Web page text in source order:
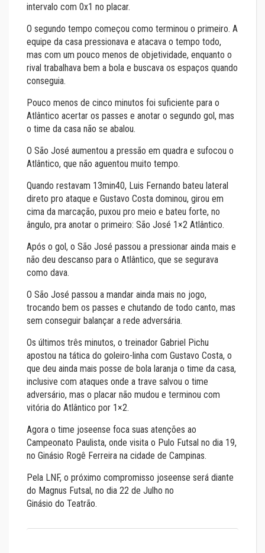
intervalo com 0x1 no placar.
O segundo tempo começou como terminou o primeiro. A
equipe da casa pressionava e atacava o tempo todo,
mas com um pouco menos de objetividade, enquanto o
rival trabalhava bem a bola e buscava os espaços quando
conseguia.
Pouco menos de cinco minutos foi suficiente para o
Atlântico acertar os passes e anotar o segundo gol, mas
o time da casa não se abalou.
O São José aumentou a pressão em quadra e sufocou o
Atlântico, que não aguentou muito tempo.
Quando restavam 13min40, Luis Fernando bateu lateral
direto pro ataque e Gustavo Costa dominou, girou em
cima da marcação, puxou pro meio e bateu forte, no
ângulo, pra anotar o primeiro: São José 1×2 Atlântico.
Após o gol, o São José passou a pressionar ainda mais e
não deu descanso para o Atlântico, que se segurava
como dava.
O São José passou a mandar ainda mais no jogo,
trocando bem os passes e chutando de todo canto, mas
sem conseguir balançar a rede adversária.
Os últimos três minutos, o treinador Gabriel Pichu
apostou na tática do goleiro-linha com Gustavo Costa, o
que deu ainda mais posse de bola laranja o time da casa,
inclusive com ataques onde a trave salvou o time
adversário, mas o placar não mudou e terminou com
vitória do Atlântico por 1×2.
Agora o time joseense foca suas atenções ao
Campeonato Paulista, onde visita o Pulo Futsal no dia 19,
no Ginásio Rogê Ferreira na cidade de Campinas.
Pela LNF, o próximo compromisso joseense será diante
do Magnus Futsal, no dia 22 de Julho no
Ginásio do Teatrão.